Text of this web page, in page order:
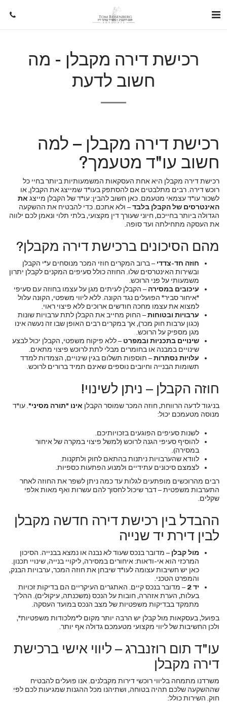
רכישת דירה מקבלן - מה
חשוב לדעת
רכישת דירה מקבלן – למה
חשוב עו"ד מטעמך?
רכישת דירה מקבלן היא אחת העסקאות המשמעותיות ביותר בחיי כל
רוכש דירה. רבים מתלבטים אם להסתפק בעו"ד שמייצג את הקבלן, או
לשכור עו"ד עצמאי מטעמם. כאן חשוב להבין: עו"ד של הקבלן מייצג את
האינטרסים של הקבלן בלבד– ולא אתכם. כדי להבטיח את ההשקעה
הגדולה ביותר בחייכם, חיוני שעורך דין מקצועי, בלתי תלוי ונאמן לכם ילווה
את העסקה מתחילתה ועד סופה.
מהם הסיכונים ברכישת דירה מקבלן?
חוזה חד-צדדי – ברוב המקרים חוזי המכר מנוסחים ע"י הקבלן
ובשירות האינטרסים שלו. החוזה כולל סעיפים המקנים לקבלן יתרון
משמעותי על פני הרוכש.
עיכובים במסירה – הקבלן לעיתים מגן על עצמו בחוזה עם סעיפי
"איחור סביר" הפועלים נגד הקונה. ללא ליווי משפטי, הקונה עלול
למצוא את עצמו מחכה חודשים ארוכים ללא פיצוי ראוי.
ערבויות ובטוחות– החוק מחייב את הקבלן לתת ערבויות שונות
(כגון ערבות חוק מכר), אך במקרים רבים האופן שבו זה נעשה אינו
מגן מספיק על הרוכש.
שינויים בתכניות ובמפרט – ללא פיקוח משפטי, הקבלן יכול לבצע
שינויים במבנה או בחומרים מבלי לתת לרוכש פיצוי מתאים.
עלויות נסתרות– תוספות תשלום בגין שינויים, הצמדות למדד
תשומות הבנייה וחיובים נוספים שאינם תמיד ברורים לרוכש.
חוזה הקבלן – ניתן לשינוי!
בניגוד לדעה הרווחת, חוזה המכר שמוסר הקבלן אינו "תורה מסיני". עו"ד
מנוסה מטעמכם יכול:
לשנות סעיפים הפוגעים בזכויותיכם.
להוסיף סעיפי הגנה לרוכש (למשל פיצוי במקרה של איחור
במסירה).
לוודא שהערבויות ניתנות בהתאם לחוק ולתקנות.
לצמצם סיכונים עתידיים ולמנוע הפתעות כספיות.
רבים מהרוכשים מופתעים לגלות עד כמה ניתן לשפר את החוזה לאחר
התערבות משפטית – דבר שיכול לחסוך להם עשרות ואף מאות אלפי
שקלים.
ההבדל בין רכישת דירה חדשה מקבלן
לבין דירת יד שנייה
מול קבלן – מדובר בנכס שעוד לא נבנה או נמצא בבנייה. הסיכון
המרכזי הוא אי-ודאות: איחורים במסירה, ליקויי בנייה, שינויי תכנון.
כאן יש חשיבות עצומה לעו"ד שיבחן את חוזה המכר, ערבויות הבנק,
והמפרט הטכני.
יד 2
– מדובר בנכס קיים. האתגרים העיקריים הם בדיקות זכויות
בעלות, הערת אזהרה, חובות על הנכס (משכנתה, עיקולים). ההליך
מתמקד בבדיקות משפטיות של מצב הנכס במועד העסקה.
בפועל, בעסקאות מול קבלן יש הרבה יותר מקום ל"מלכודות משפטיות",
ולכן החשיבות של ליווי מקצועי מטעמכם גדולה אף יותר.
עו"ד תום רוזנברג – ליווי אישי ברכישת
דירה מקבלן
משרדנו מתמחה בליווי רוכשי דירות מקבלנים. אנו פועלים להבטיח
שההשקעה שלכם תהיה בטוחה, ושתיהנו מכל ההגנות שמגיעות לכם לפי
חוק. השירות כולל: